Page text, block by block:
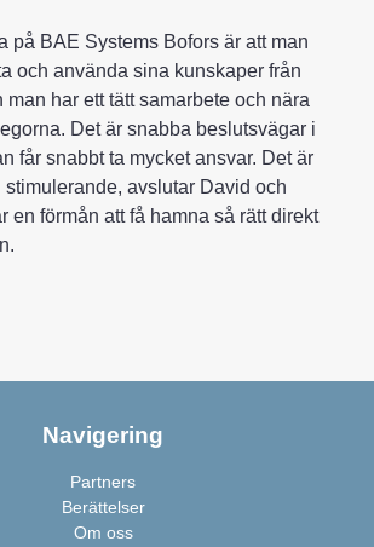
på BAE Systems Bofors är att man
och använda sina kunskaper från
har ett tätt samarbete och nära
Det är snabba beslutsvägar i
får snabbt ta mycket ansvar. Det är
avslutar David och
en förmån att få hamna så rätt direkt
Navigering
Partners
Berättelser
Om oss